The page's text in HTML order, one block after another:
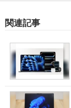
関連記事